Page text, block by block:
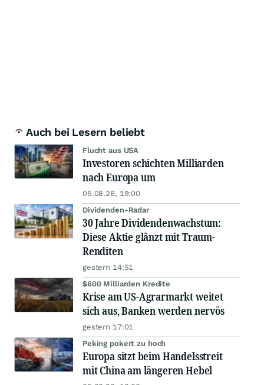
Auch bei Lesern beliebt
Flucht aus USA
Investoren schichten Milliarden
nach Europa um
05.08.26, 19:00
Dividenden-Radar
30 Jahre Dividendenwachstum:
Diese Aktie glänzt mit Traum-
Renditen
gestern 14:51
$600 Milliarden Kredite
Krise am US-Agrarmarkt weitet
sich aus, Banken werden nervös
gestern 17:01
Peking pokert zu hoch
Europa sitzt beim Handelsstreit
mit China am längeren Hebel